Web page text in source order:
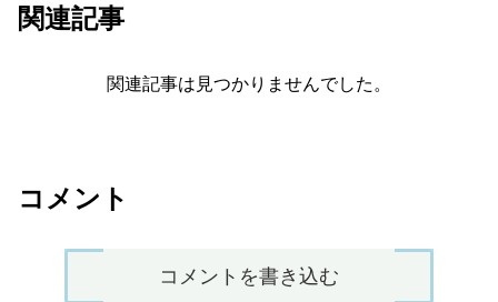
関連記事
関連記事は見つかりませんでした。
コメント
コメントを書き込む